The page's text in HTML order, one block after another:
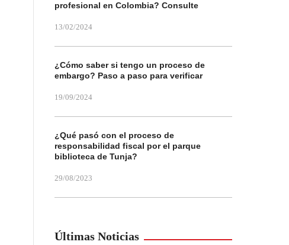
profesional en Colombia? Consulte
13/02/2024
¿Cómo saber si tengo un proceso de
embargo? Paso a paso para verificar
19/09/2024
¿Qué pasó con el proceso de
responsabilidad fiscal por el parque
biblioteca de Tunja?
29/08/2023
Últimas Noticias